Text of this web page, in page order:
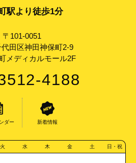
駅より徒歩1分
〒101-0051
田区神田神保町2-9
メディカルモール2F
4188
ダー 新着情報
火 水 木 金 土 日・祝